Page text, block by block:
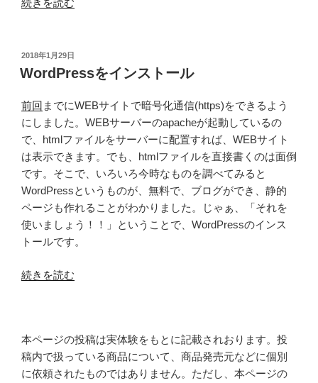
効
化)”
信
を
暗
号
化
3
(非
暗
号
通
信
ら
信
へ
転
続きを読む
投
稿
日:
2018年1月29日
WordPressをインストール
前回 までにWEBサイトで暗号化通信(https)をできるよう
にしました。WEBサーバーのapacheが起動しているの
で、htmlファイルをサーバーに配置すれば、WEBサイト
は表示できます。でも、htmlファイルを直接書くのは面倒
です。そこで、いろいろ今時なものを調べてみると
WordPressというものが、無料で、ブログができ、静的
ページも作れることがわかりました。じゃぁ、「それを
使いましょう！！」ということで、WordPressのインス
トールです。
“WordPress
ス
ト
ー
続きを読む
本ページの投稿は実体験をもとに記載されおります。投
稿内で扱っている商品について、商品発売元などに個別
に依頼されたものではありません。ただし、本ページの